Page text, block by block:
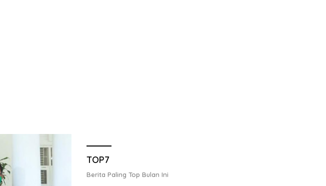
TOP7
Berita Paling Top Bulan Ini